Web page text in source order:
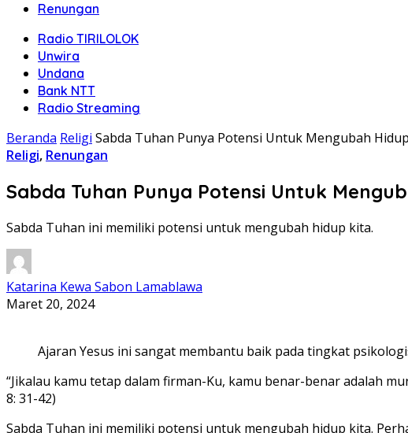
Renungan
Radio TIRILOLOK
Unwira
Undana
Bank NTT
Radio Streaming
Beranda Religi Sabda Tuhan Punya Potensi Untuk Mengubah
Religi, Renungan
Sabda Tuhan Punya Potensi Untuk
Sabda Tuhan ini memiliki potensi untuk mengubah hidup kita.
Katarina Kewa Sabon Lamablawa
Maret 20, 2024
Ajaran Yesus ini sangat membantu baik pada tingkat
“Jikalau kamu tetap dalam firman-Ku, kamu benar-benar adalah
8: 31-42)
Sabda Tuhan ini memiliki potensi untuk mengubah hidup kita.